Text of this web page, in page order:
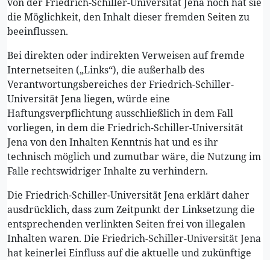
die Möglichkeit, den Inhalt dieser fremden Seiten zu
beeinflussen.
Bei direkten oder indirekten Verweisen auf fremde
Internetseiten („Links“), die außerhalb des
Verantwortungsbereiches der Friedrich-Schiller-
Universität Jena liegen, würde eine
Haftungsverpflichtung ausschließlich in dem Fall
vorliegen, in dem die Friedrich-Schiller-Universität
Jena von den Inhalten Kenntnis hat und es ihr
technisch möglich und zumutbar wäre, die Nutzung im
Falle rechtswidriger Inhalte zu verhindern.
Die Friedrich-Schiller-Universität Jena erklärt daher
ausdrücklich, dass zum Zeitpunkt der Linksetzung die
entsprechenden verlinkten Seiten frei von illegalen
Inhalten waren. Die Friedrich-Schiller-Universität Jena
hat keinerlei Einfluss auf die aktuelle und zukünftige